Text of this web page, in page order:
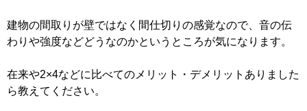
建物の間取りが壁ではなく間仕切りの感覚なので、音の伝
わりや強度などどうなのかというところが気になります。
在来や2×4などに比べてのメリット・デメリットありました
ら教えてください。